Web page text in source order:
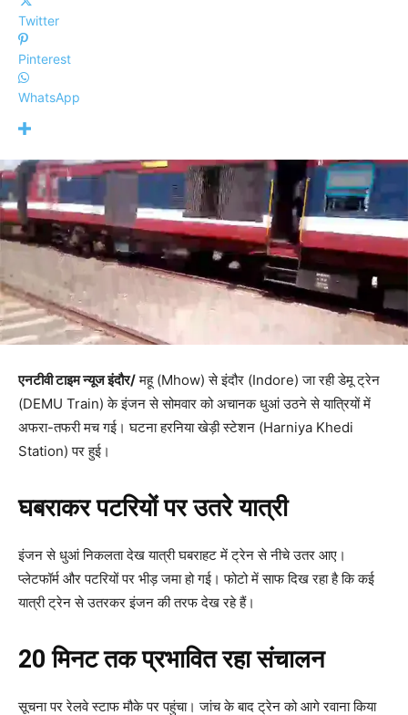
Twitter
Pinterest
WhatsApp
एनटीवी टाइम न्यूज इंदौर/महू (Mhow) से इंदौर (Indore) जा रही डेमू ट्रेन
(DEMU Train) के इंजन से सोमवार को अचानक धुआं उठने से यात्रियों में
अफरा-तफरी मच गई। घटना हरनिया खेड़ी स्टेशन (Harniya Khedi
Station) पर हुई।
घबराकर पटरियों पर उतरे यात्री
इंजन से धुआं निकलता देख यात्री घबराहट में ट्रेन से नीचे उतर आए।
प्लेटफॉर्म और पटरियों पर भीड़ जमा हो गई। फोटो में साफ दिख रहा है कि कई
यात्री ट्रेन से उतरकर इंजन की तरफ देख रहे हैं।
20 मिनट तक प्रभावित रहा संचालन
सूचना पर रेलवे स्टाफ मौके पर पहुंचा। जांच के बाद ट्रेन को आगे रवाना किया